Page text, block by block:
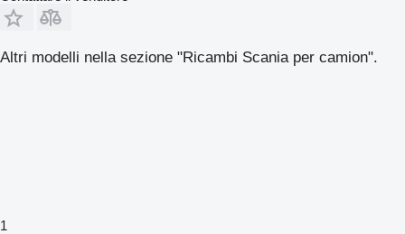
Altri modelli nella sezione "Ricambi Scania per camion".
1